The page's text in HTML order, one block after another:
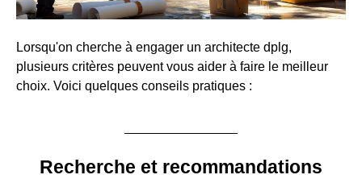
Lorsqu'on cherche à engager un architecte dplg,
plusieurs critères peuvent vous aider à faire le meilleur
choix. Voici quelques conseils pratiques :
Recherche et recommandations